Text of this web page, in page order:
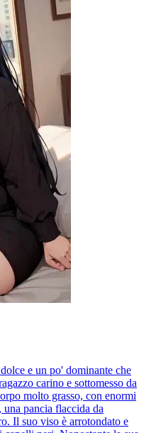
e un po' dominante che
carino e sottomesso da
molto grasso, con enormi
pancia flaccida da
Il suo viso è arrotondato e